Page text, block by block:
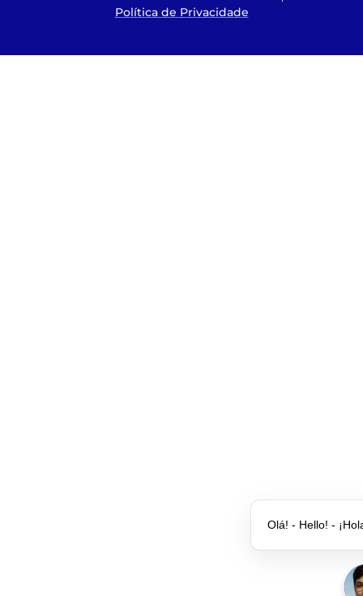
Política de Privacidade
Olá! - Hello! -